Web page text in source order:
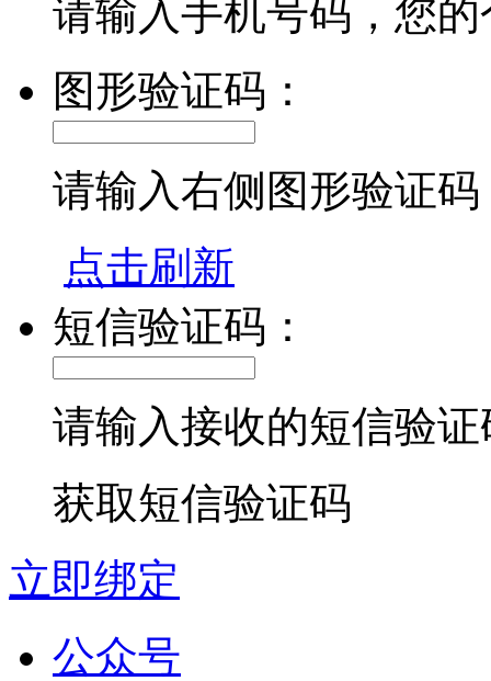
请输入手机号码，您
图形验证码：
请输入右侧图形验证码
点击刷新
短信验证码：
请输入接收的短信验证
获取短信验证码
立即绑定
公众号